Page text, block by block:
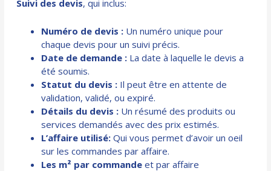
Suivi des devis, qui inclus:
Numéro de devis : Un numéro unique pour
chaque devis pour un suivi précis.
Date de demande : La date à laquelle le devis a
été soumis.
Statut du devis : Il peut être en attente de
validation, validé, ou expiré.
Détails du devis : Un résumé des produits ou
services demandés avec des prix estimés.
L’affaire utilisé: Qui vous permet d’avoir un oeil
sur les commandes par affaire.
Les m² par commande et par affaire